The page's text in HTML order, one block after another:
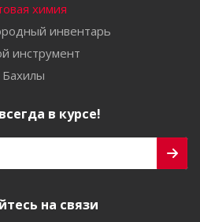
химия
инвентарь
инструмент
Бахилы
в курсе!
на связи